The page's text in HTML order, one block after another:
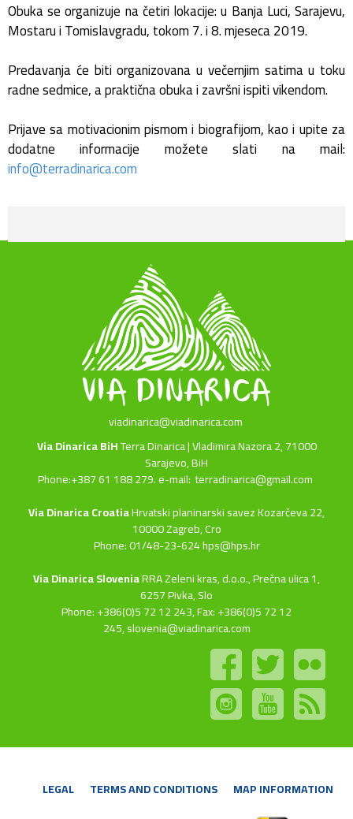
Obuka se organizuje na četiri lokacije: u Banja Luci, Sarajevu,
Mostaru i Tomislavgradu, tokom 7. i 8. mjeseca 2019.
Predavanja će biti organizovana u večernjim satima u toku
radne sedmice, a praktična obuka i završni ispiti vikendom.
Prijave sa motivacionim pismom i biografijom, kao i upite za
dodatne informacije možete slati na mail:
info@terradinarica.com
viadinarica@viadinarica.com
Via Dinarica BiHTerra Dinarica | Vladimira Nazora 2, 71000
Sarajevo, BiH
Phone:+387 61 188 279. e-mail:terradinarica@gmail.com
Via Dinarica CroatiaHrvatski planinarski savez Kozarčeva 22,
10000 Zagreb, Cro
Phone: 01/48-23-624 hps@hps.hr
Via Dinarica SloveniaRRA Zeleni kras, d.o.o.,Prečna ulica 1,
6257 Pivka, Slo
Phone: +386(0)5 72 12 243, Fax: +386(0)5 72 12
245,slovenia@viadinarica.com
LEGAL TERMS AND CONDITIONS
MAP INFORMATION